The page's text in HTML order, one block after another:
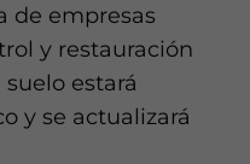
de empresas
y restauración
estará
y se actualizará